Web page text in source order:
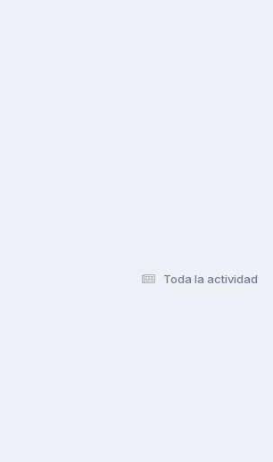
Toda la actividad